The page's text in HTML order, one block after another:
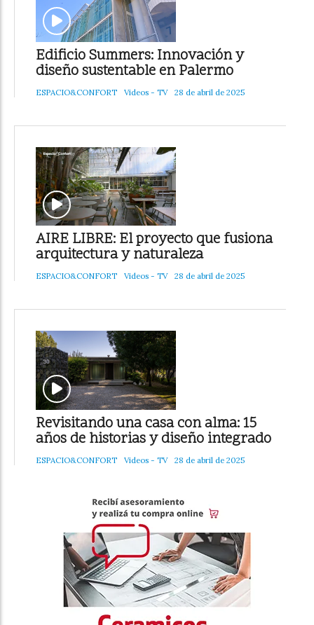
Edificio Summers: Innovación y
diseño sustentable en Palermo
ESPACIO&CONFORT Videos - TV 28 de abril de 2025
AIRE LIBRE: El proyecto que fusiona
arquitectura y naturaleza
ESPACIO&CONFORT Videos - TV 28 de abril de 2025
Revisitando una casa con alma: 15
años de historias y diseño integrado
ESPACIO&CONFORT Videos - TV 28 de abril de 2025